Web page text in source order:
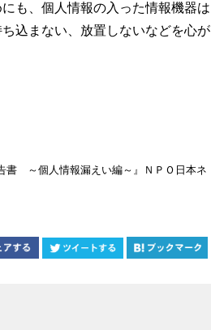
も、個人情報の入った情報機器は
込まない、放置しないなどを心が
書 ～個人情報漏えい編～』ＮＰＯ日本ネ